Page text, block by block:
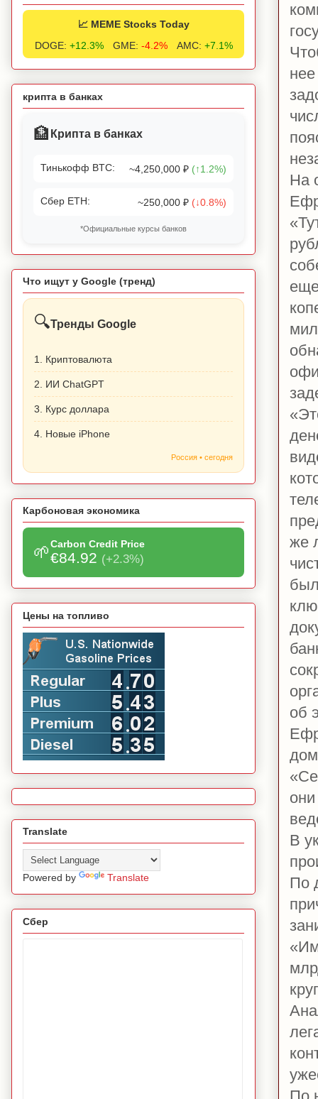
На
«
«
же
об
«
В
По
«
📈 MEME Stocks Today
DOGE: +12.3% GME: -4.2% AMC: +7.1%
крипта в банках
🏦 Крипта в банках
Тинькофф BTC: ~4,250,000 ₽ (↑1.2%)
Сбер ETH: ~250,000 ₽ (↓0.8%)
*Официальные курсы банков
Что ищут у Google (тренд)
🔍Тренды Google
1. Криптовалюта
2. ИИ ChatGPT
3. Курс доллара
4. Новые iPhone
Россия • сегодня
Карбоновая экономика
🌱Carbon Credit Price
€84.92 (+2.3%)
Цены на топливо
Translate
Powered by Translate
Сбер